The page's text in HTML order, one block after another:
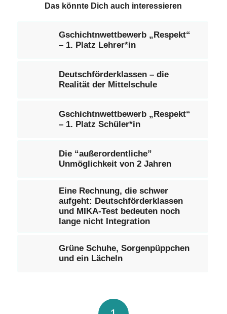
Das könnte Dich auch interessieren
Gschichtnwettbewerb „Respekt“
– 1. Platz Lehrer*in
Deutschförderklassen – die
Realität der Mittelschule
Gschichtnwettbewerb „Respekt“
– 1. Platz Schüler*in
Die “außerordentliche”
Unmöglichkeit von 2 Jahren
Eine Rechnung, die schwer
aufgeht: Deutschförderklassen
und MIKA-Test bedeuten noch
lange nicht Integration
Grüne Schuhe, Sorgenpüppchen
und ein Lächeln